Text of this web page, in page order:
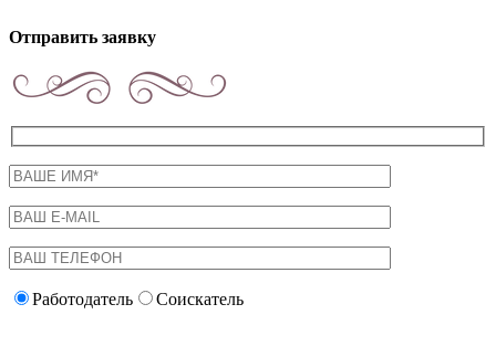
Отправить заявку
Работодатель Соискатель